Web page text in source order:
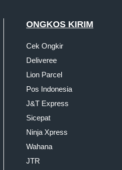
ONGKOS KIRIM
Cek Ongkir
Deliveree
Lion Parcel
Pos Indonesia
J&T Express
Sicepat
Ninja Xpress
Wahana
JTR